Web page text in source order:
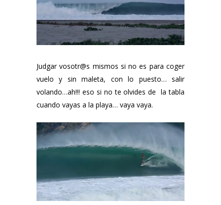
Judgar vosotr@s mismos si no es para coger
vuelo y sin maleta, con lo puesto… salir
volando…ah!!! eso si no te olvides de la tabla
cuando vayas a la playa… vaya vaya.